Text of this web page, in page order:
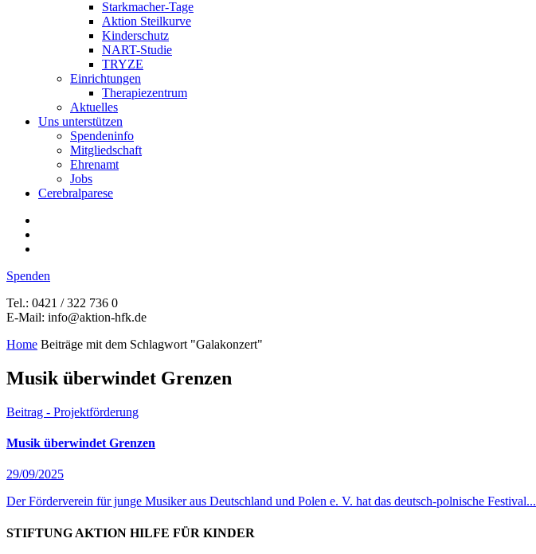
Starkmacher-Tage
Aktion Steilkurve
Kinderschutz
NART-Studie
TRYZE
Einrichtungen
Therapiezentrum
Aktuelles
Uns unterstützen
Spendeninfo
Mitgliedschaft
Ehrenamt
Jobs
Cerebralparese
Spenden
Tel.: 0421 / 322 736 0
E-Mail: info@aktion-hfk.de
Home Beiträge mit dem Schlagwort "Galakonzert"
Musik überwindet Grenzen
Beitrag - Projektförderung
Musik überwindet Grenzen
29/09/2025
Der Förderverein für junge Musiker aus Deutschland und Polen e. V. hat das deutsch-polnische Festival...
STIFTUNG AKTION HILFE FÜR KINDER